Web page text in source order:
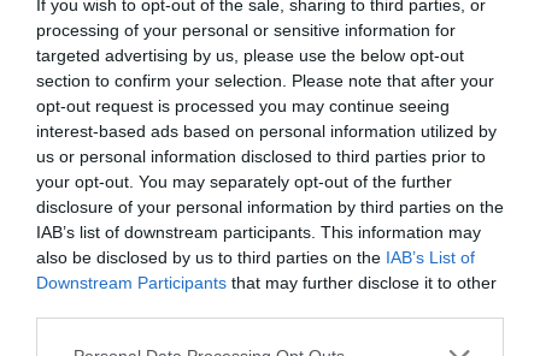
If you wish to opt-out of the sale, sharing to third parties, or
processing of your personal or sensitive information for
targeted advertising by us, please use the below opt-out
section to confirm your selection. Please note that after your
opt-out request is processed you may continue seeing
interest-based ads based on personal information utilized by
us or personal information disclosed to third parties prior to
your opt-out. You may separately opt-out of the further
disclosure of your personal information by third parties on the
IAB’s list of downstream participants. This information may
also be disclosed by us to third parties on the IAB’s List of
Downstream Participants that may further disclose it to other
Please note that this website/app uses one or more Google
annak is átlagosan 51, illetve 30-40 óra diákmunka bérével
fizethető ki a helyszíntől függően.
Olvasd el ezt is!
Nagyon durva különbségek vannak az albérleti
díjakban
Lerohanták az érdeklődők a lakáspiacot